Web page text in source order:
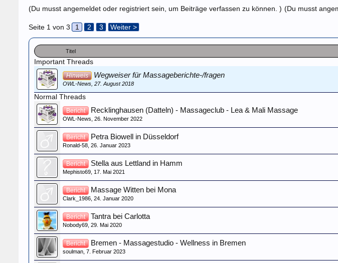
(Du musst angemeldet oder registriert sein, um Beiträge verfassen zu können. ) (Du musst
Seite 1 von 3 1 2 3 Weiter >
Titel
Important Threads
Hinweis Wegweiser für Massageberichte-/fragen
OWL-News 27. August 2018
Normal Threads
Bericht Recklinghausen (Datteln) - Massageclub - Lea & Mali Massage
OWL-News 26. November 2022
Bericht Petra Biowell in Düsseldorf
Ronald-58 26. Januar 2023
Bericht Stella aus Lettland in Hamm
Mephisto69 17. Mai 2021
Bericht Massage Witten bei Mona
Clark_1986 24. Januar 2020
Bericht Tantra bei Carlotta
Nobody69 29. Mai 2020
Bericht Bremen - Massagestudio - Wellness in Bremen
soulman 7. Februar 2023